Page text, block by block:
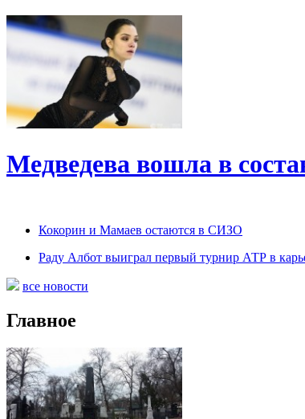
Медведева вошла в
Кокорин и Мамаев остаются в СИЗО
Раду Албот выиграл первый турнир АТР в
все новости
Главное